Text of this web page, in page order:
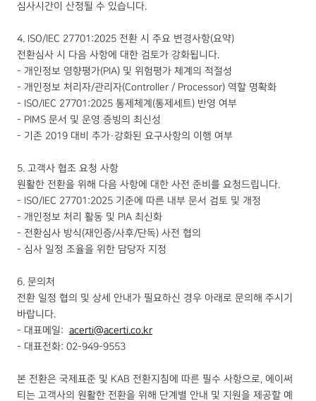
심사시간이 산정될 수 있습니다.
4. ISO/IEC 27701:2025 전환 시 주요 변경사항(요약)
전환심사 시 다음 사항에 대한 검토가 강화됩니다.
- 개인정보 영향평가(PIA) 및 위험평가 체계의 적절성
- 개인정보 처리자/관리자(Controller / Processor) 역할 명확화
- ISO/IEC 27701:2025 통제체계(통제세트) 반영 여부
- PIMS 문서 및 운영 증빙의 최신성
- 기존 2019 대비 추가·강화된 요구사항의 이행 여부
5. 고객사 협조 요청 사항
원활한 전환을 위해 다음 사항에 대한 사전 준비를 요청드립니다.
- ISO/IEC 27701:2025 기준에 따른 내부 문서 검토 및 개정
- 개인정보 처리 활동 및 PIA 최신화
- 전환심사 방식(재인증/사후/단독) 사전 협의
- 심사 일정 조율을 위한 담당자 지정
6. 문의처
전환 일정 협의 및 상세 안내가 필요하신 경우 아래로 문의해 주시기
바랍니다.
- 대표메일: acerti@acerti.co.kr
- 대표전화: 02-949-9553
본 전환은 국제표준 및 KAB 전환지침에 따른 필수 사항으로, 에이써
티는 고객사의 원활한 전환을 위해 단계별 안내 및 지원을 제공할 예